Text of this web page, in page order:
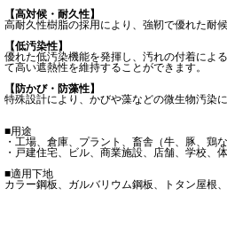
【高対候・耐久性】
高耐久性樹脂の採用により、強靭で優れた耐
【低汚染性】
優れた低汚染機能を発揮し、汚れの付着によ
て高い遮熱性を維持することができます。
【防かび・防藻性】
特殊設計により、かびや藻などの微生物汚染
■用途
・工場、倉庫、プラント、畜舎（牛、豚、鶏
・戸建住宅、ビル、商業施設、店舗、学校、
■適用下地
カラー鋼板、ガルバリウム鋼板、トタン屋根